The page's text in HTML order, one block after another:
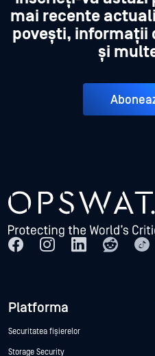
mai recente
povești, informații
și
Platforma
Securitatea fișierelor
Storage Security